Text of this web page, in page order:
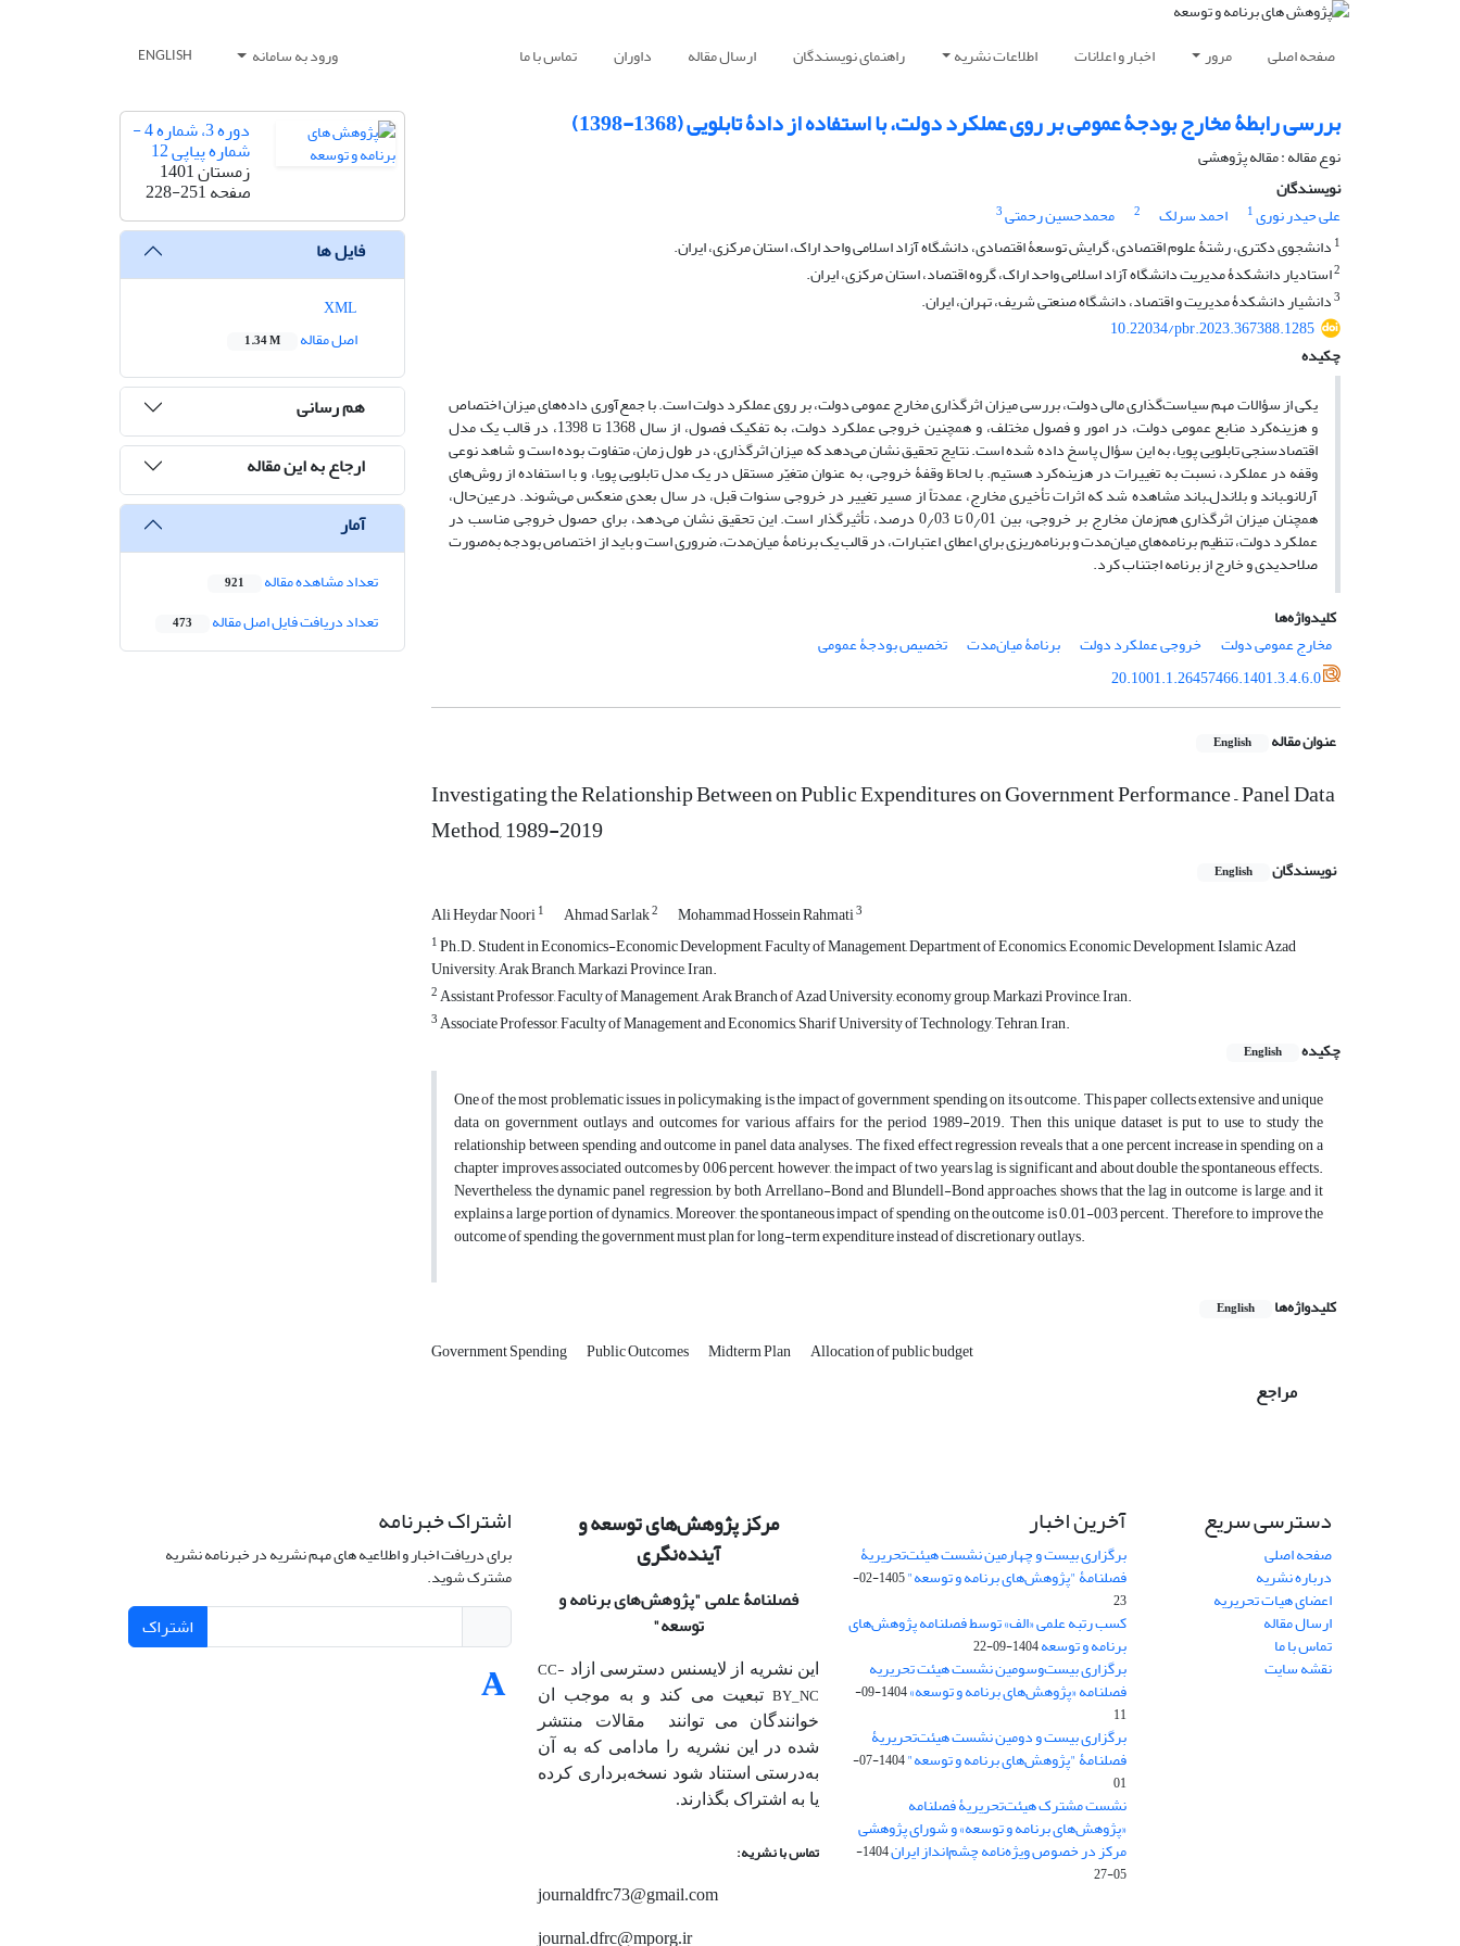
صفحه اصلی مرور اخبار و اعلانات اطلاعات نشریه راهنمای نویسندگان ارسال مقاله داوران تماس با ما ورود به سامانه ENGLISH
بررسی رابطۀ مخارج بودجۀ عمومی بر روی عملکرد دولت، با استفاده از دادۀ تابلویی (1368-1398)
نوع مقاله : مقاله پژوهشی
نویسندگان
علی حیدر نوری1 احمد سرلک 2 محمدحسین رحمتی3
1 دانشجوی دکتری، رشتۀ علوم اقتصادی، گرایش توسعۀ اقتصادی، دانشگاه آزاد اسلامی واحد اراک، استان مرکزی، ایران.
2استادیار دانشکدۀ مدیریت دانشگاه آزاد اسلامی واحد اراک، گروه اقتصاد، استان مرکزی، ایران.
3دانشیار دانشکدۀ مدیریت و اقتصاد، دانشگاه صنعتی شریف، تهران، ایران.
10.22034/pbr.2023.367388.1285
چکیده
یکی از سؤالات مهم سیاست‌گذاری مالی دولت، بررسی میزان اثرگذاری مخارج عمومی دولت، بر روی عملکرد دولت است. با جمع‌آوری داده‌های میزان اختصاص
و هزینه‌کرد منابع عمومی دولت، در امور و فصول مختلف، و همچنین خروجی عملکرد دولت، به تفکیک فصول، از سال 1368 تا 1398، در قالب یک مدل
اقتصادسنجی تابلویی پویا، به این سؤال پاسخ داده شده است. نتایج تحقیق نشان می‌دهد که میزان اثرگذاری، در طول زمان، متفاوت بوده است و شاهد نوعی
وقفه در عملکرد، نسبت به تغییرات در هزینه‌کرد هستیم. با لحاظ وقفۀ خروجی، به عنوان متغیّر مستقل در یک مدل تابلویی پویا، و با استفاده از روش‌های
آرلانوـ‌‌باند و بلاندل‌ـ‌باند مشاهده شد که اثرات تأخیری مخارج، عمدتاً از مسیر تغییر در خروجی سنوات قبل، در سال بعدی منعکس می‌شوند. درعین‌حال،
همچنان میزان اثرگذاری هم‌زمان مخارج بر خروجی، بین 0٫01 تا 0٫03 درصد، تأثیرگذار است. این تحقیق نشان می‌دهد، برای حصول خروجی مناسب در
عملکرد دولت، تنظیم برنامه‌های میان‌مدت و برنامه‌ریزی برای اعطای اعتبارات، در قالب یک برنامۀ میان‌مدت، ضروری است و باید از اختصاص بودجه به‌صورت
صلاحدیدی و خارج از برنامه اجتناب کرد.
کلیدواژه‌ها
مخارج عمومی دولت
خروجی عملکرد دولت برنامۀ میان‌مدت
تخصیص بودجۀ عمومی
20.1001.1.26457466.1401.3.4.6.0
عنوان مقاله English
Investigating the Relationship Between on Public Expenditures on Government Performance – Panel Data
Method, 1989-2019
نویسندگان English
Ali Heydar Noori1 Ahmad Sarlak2 Mohammad Hossein Rahmati3
1Ph.D. Student in Economics-Economic Development, Faculty of Management, Department of Economics, Economic Development, Islamic Azad
University, Arak Branch, Markazi Province, Iran.
2Assistant Professor, Faculty of Management, Arak Branch of Azad University, economy group, Markazi Province, Iran.
3Associate Professor, Faculty of Management and Economics, Sharif University of Technology, Tehran, Iran.
چکیده
English
One of the most problematic issues in policymaking is the impact of government spending on its outcome. This paper collects extensive and unique
data on government outlays and outcomes for various affairs for the period 1989-2019. Then this unique dataset is put to use to study the
relationship between spending and outcome in panel data analyses. The fixed effect regression reveals that a one percent increase in spending on a
chapter improves associated outcomes by 0,06 percent, however, the impact of two years lag is significant and about double the spontaneous effects.
Nevertheless, the dynamic panel regression, by both Arrellano-Bond and Blundell-Bond approaches, shows that the lag in outcome is large, and it
explains a large portion of dynamics. Moreover, the spontaneous impact of spending on the outcome is 0.01-0,03 percent. Therefore, to improve the
outcome of spending, the government must plan for long-term expenditure instead of discretionary outlays.
کلیدواژه‌ها English
Government Spending Public Outcomes Midterm Plan Allocation of public budget
مراجع
دوره 3، شماره 4 -
شماره پیاپی 12
زمستان 1401
صفحه228-251
فایل ها
اصل مقاله
1.34 M
هم رسانی
ارجاع به این مقاله
آمار
تعداد مشاهده مقاله 921
تعداد دریافت فایل اصل مقاله 473
دسترسی سریع
صفحه اصلی
درباره نشریه
اعضای هیات تحریریه
ارسال مقاله
تماس با ما
نقشه سایت
آخرین اخبار
برگزاری بیست و چهارمین نشست هیئت‌تحریریۀ
فصلنامۀ "پژوهش‌های برنامه و توسعه"
1405-02-
23
کسب رتبه علمی «الف» توسط فصلنامه پژوهش‌های
برنامه و توسعه1404-09-22
برگزاری بیست‌وسومین نشست هیئت‌ تحریریه
فصلنامه «پژوهش‌های برنامه و توسعه»
1404-09-
11
برگزاری بیست و دومین نشست هیئت‌تحریریۀ
فصلنامۀ "پژوهش‌های برنامه و توسعه"
1404-07-
01
نشست مشترک هیئت‌تحریریۀ فصلنامه
«پژوهش‌های برنامه و توسعه» و شورای پژوهشی
مرکز در خصوص ویژه‌نامه چشم‌انداز ایران
1404-
05-27
مرکز پژوهش‌های توسعه و
آینده‌نگری
فصلنامۀ علمی"پژوهش‌های برنامه و
توسعه"
این نشریه از لایسنس دسترسی ازاد CC-
BY_NCتبعیت می کند و به موجب ان
خوانندگان می توانند مقالات منتشر
شده در این نشریه را مادامی که به آن‌
به‌درستی استناد شود نسخه‌برداری کرده
یا به اشتراک بگذارند.
تماس با نشریه:
journaldfrc73@gmail.com
journal.dfrc@mporg.ir
اشتراک خبرنامه
برای دریافت اخبار و اطلاعیه های مهم نشریه در خبرنامه نشریه
مشترک شوید.
اشتراک